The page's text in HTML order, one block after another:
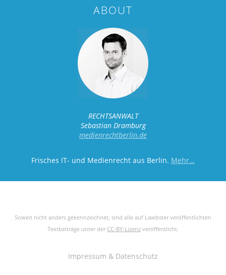
ABOUT
RECHTSANWALT
Sebastian Dramburg
medienrechtberlin.de
Frisches IT- und Medienrecht aus Berlin. Mehr…
Soweit nicht anders gekennzeichnet, sind alle auf Lawbster veröffentlichten
Textbeiträge unter der CC-BY-Lizenz veröffentlicht.
Impressum & Datenschutz